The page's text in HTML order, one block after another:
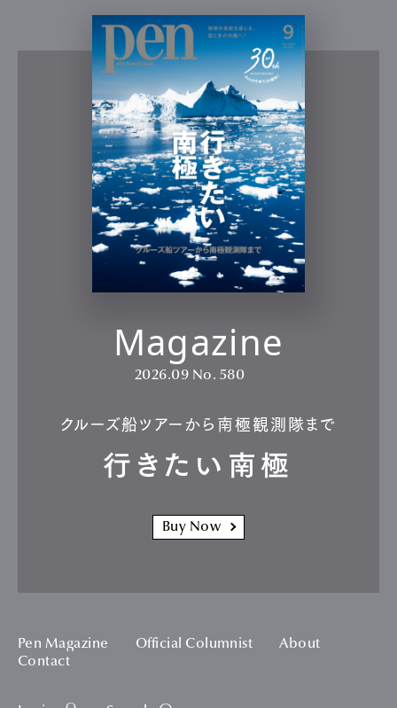
Magazine
2026.09 No. 580
クルーズ船ツアーから南極観測隊まで
行きたい南極
Buy Now
Pen Magazine Official Columnist
About
Contact